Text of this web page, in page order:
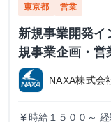
東京都 営業
新規事業開発
規事業企画・営
NAXA株式会
currency_yen 時給１５００～